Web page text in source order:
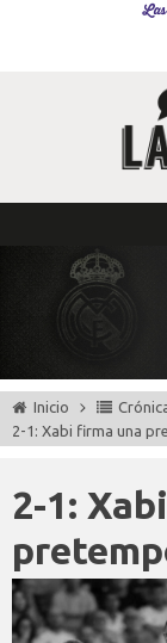
Inicio
2-1: Xabi firma una
2-1: